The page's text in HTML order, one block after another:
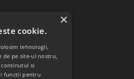
cookie.
tehnologii,
de pe site-ul nostru,
continutul si
functii pentru
×